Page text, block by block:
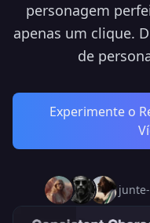
personagem
apenas um clique.
de
Experimente o